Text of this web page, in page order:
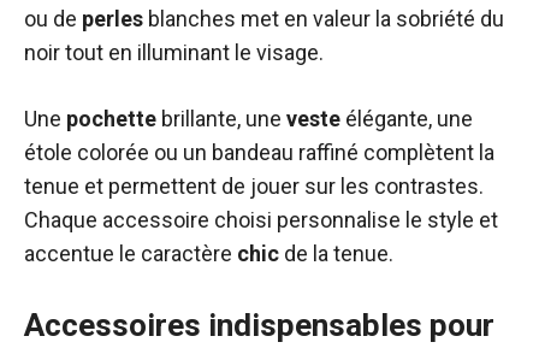
ou de perles blanches met en valeur la sobriété du
noir tout en illuminant le visage.
Une pochette brillante, une veste élégante, une
étole colorée ou un bandeau raffiné complètent la
tenue et permettent de jouer sur les contrastes.
Chaque accessoire choisi personnalise le style et
accentue le caractère chic de la tenue.
Accessoires indispensables pour